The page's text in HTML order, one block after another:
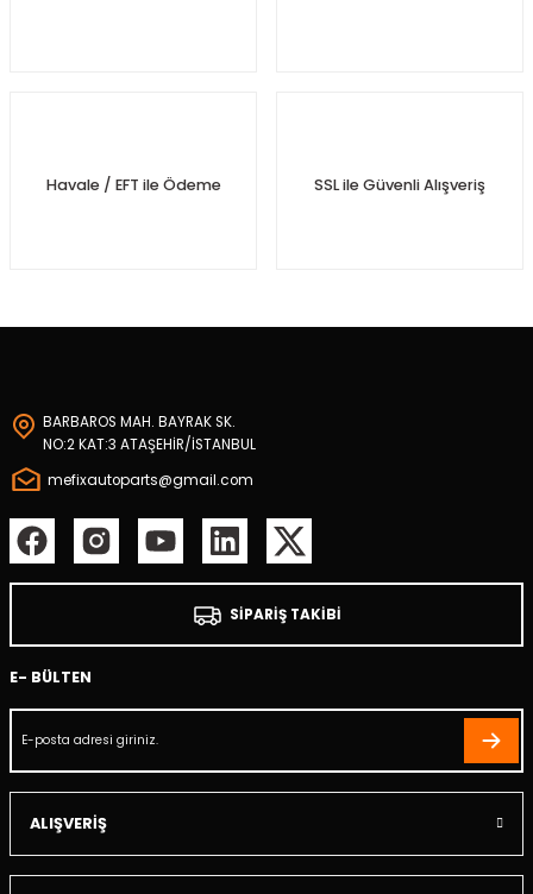
Havale / EFT ile Ödeme SSL ile Güvenli Alışveriş
BARBAROS MAH. BAYRAK SK.
NO:2 KAT:3 ATAŞEHİR/İSTANBUL
mefixautoparts@gmail.com
SİPARİŞ TAKİBİ
E- BÜLTEN
ALIŞVERİŞ